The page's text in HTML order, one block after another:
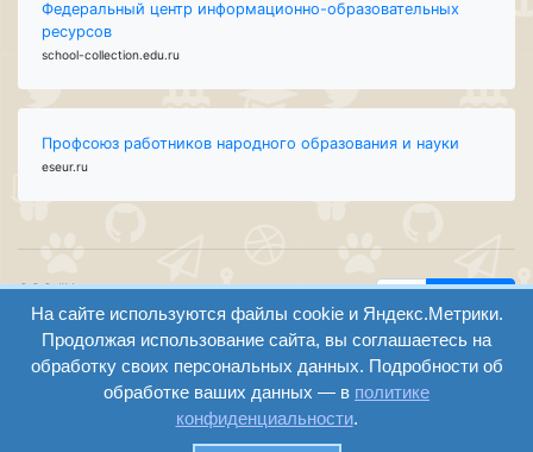
Федеральный центр информационно-образовательных
ресурсов
school-collection.edu.ru
Профсоюз работников народного образования и науки
eseur.ru
ООО "Центр
образования и
консалтинга"
Волгоград 2008-
2026
вход
регистрация
Найти
Версия
сайта для
слабовидящих
На сайте используются файлы cookie и Яндекс.Метрики.
Продолжая использование сайта, вы соглашаетесь на
обработку своих персональных данных. Подробности об
обработке ваших данных — в политике
конфиденциальности.